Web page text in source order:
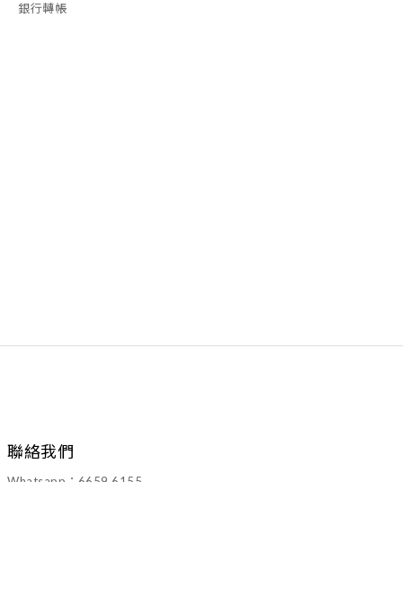
銀行轉帳
聯絡我們
Whatsapp：6659 6155